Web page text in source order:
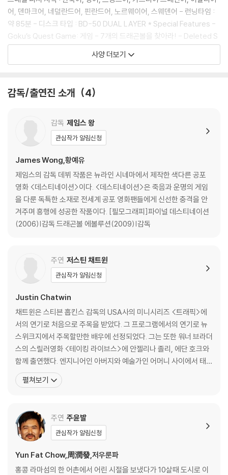
4) 본품 보호를 위해 노란색의 카톤 박스로 재포장한 경우, 카톤박스 손상
에 의한 교환/반품은 불가합니다.
5) 아웃케이스/구성품/포장 상태 불량에 의한 교환/반품 신청시 불량 확
인을 위해 개봉 시의 동영상을 요청할 수 있으며, 동영상이 없는 경우 교
환/반품이 제한될 수 있습니다.
1) 기기 문제로 인해 발생하는 재생 불량 현상에 대해서는 반품/교환이 불
것을 권유해 드립니다.
2) 정전기와 먼지로 인해 재생이 원활하지 않은 경우가 있습니다. 디스크
를 마른 천으로 닦으시거나, DVD 클리너 등 전용 제품을 이용하면 대부분
해결됩니다.
3) 일부 PC 연결형 ODD의 경우 호환 상의 문제로 정상적인 디스크도 재
생이 불가능한 경우가 있습니다. 독립형 전용 플레이어 사용을 권장드리
며, ODD 사용으로 인한 재생 불량의 경우 교환 시에도 동일한 오류가 발
생할 수 있음을 알려드립니다.
※ 디스크 외관 불량
있으며, 상품의 불량이 아닙니다. 단, 재생에 이상이 있는 경우에는 불량으
로 인한 반품/교환이 가능합니다.
※ 교환/반품 안내
상을 요청할 수 있으며, 동영상이 없는 경우 교환/반품이 제한될 수 있습니
다.
관련 사진과 동영상 및 재생 기기 모델명을 첨부하여 첨부하여 고객센터에
문의 바랍니다.
2) 사양 오인지, 오 구매, 변심 사유로의 반품은 제품 개봉 전에만 운임비
부담 후 처리 가능합니다.
3) 스틸북 한정판, 초회 한정판의 경우 제작 수량이 한정되어 있고, 택배
택을 부탁드립니다.
4) 한정판 상품의 변심, 오구매로 인한 반품은 회송된 상품의 상태 확인 후
진행이 가능합니다. 택배 이동 중 파손이 발생하지 않도록 완충 포장을 부
탁드립니다.
어, 덴마크어, 네덜란드어, 핀란드어, 노르웨이어, 스웨덴어 - 런닝타임 :
약 85분 - 디스크 타입 : BD-50 DUAL LAYER * Special Features -
Goku’s Quest Game: 게임 - 7개의 드래곤볼을 찾아라! - Deleted S
cenes: 삭제 장면 (HD) Goku Learns about Ki (‘기’에 대해 배우는 손
오공) Goku Lifts Car (자동차를 올리는 손오공) Goku Meets Bulma
e Temple Snack Bar (낯선 사원 풍경 - 확장 버전) Extended Fulum
(노리스 사부와 무천도사 - 확장 버전) Mai Dies by Stabbing (마이의
죽음) - Goku's Workout: 손오공의 수련 (HD) - Brian Anthony "Wo
rked Up" Music Video (HD) : 뮤직 비디오 - 브라이언 앤서니의 "Wor
ked Up" - Gag Reel: NG 모음 (HD) - Fox Movie Channel Present
s: Making a Scene (SD) : 폭스 무비 채널 제공 - 장면 만들기 - Fox M
ovie Channel Presents: Life After Film School with Justin Chat
win (SD) : 저스틴 채트윈, 영화를 말하다
사양 더보기
감독/출연진 소개 4
감독 제임스 왕
관심작가 알림신청
James Wong,황예유
제임스의 감독 데뷔 작품은 뉴라인 시네마에서 제작한 색다른 공포
영화 <데스티네이션>이다. <데스티네이션>은 죽음과 운명의 게임
을 다룬 독특한 소재로 전세계 공포 영화팬들에게 신선한 충격을 안
겨주며 흥행에 성공한 작품이다. [필모그래피]파이널 데스티네이션
(2006)|감독 드래곤볼 에볼루션(2009)|감독
주연 저스틴 채트윈
관심작가 알림신청
Justin Chatwin
채트윈은 스티븐 홉킨스 감독의 USA사의 미니시리즈 <트래픽>에
서의 연기로 처음으로 주목을 받았다. 그 프로그램에서의 연기로 뉴
스위크지에서 주목할만한 배우에 선정되었다. 그는 또한 워너 브라더
스의 스릴러영화 <테이킹 라이브스>에 안젤리나 졸리, 에단 호크와
함께 출연했다. 엔지니어인 아버지와 예술가인 어머니 사이에서 태어
난 차트윈은 브리티시 컬럼비아주의 밴쿠버 아일랜드(너나이모)에
서 태어나고 자랐다. 그는 18살 때 우연히 친구의 권유로 오디션을 보
에이전트를 선정해 배우의 길로 들어섰다. [필모그래피]우주
펼쳐보기
주연 주윤발
관심작가 알림신청
Yun Fat Chow,周潤發,저우룬파
홍콩 라마섬의 한 어촌에서 어린 시절을 보냈다가 10살때 도시로 이